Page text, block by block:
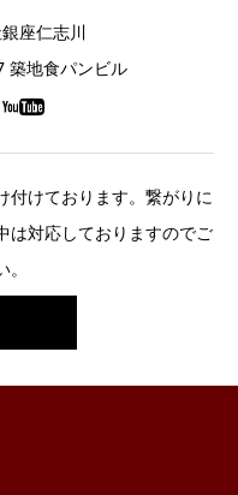
座仁志川
築地食パンビル
付けております。繋がりに
は対応しておりますのでご